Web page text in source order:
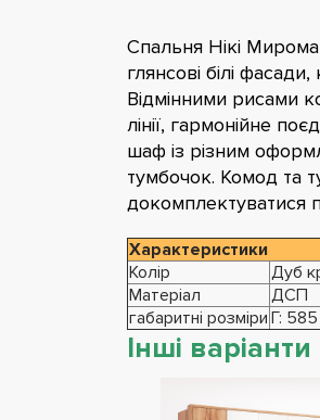
Спальня Нікі
глянсові білі
Відмінними рисами
лінії, гармонійне
шаф із різним
тумбочок. Комод та
докомплектуватися
Характеристики
Колір
Дуб
Матеріал
ДСП
габаритні розміри Г:
Інші